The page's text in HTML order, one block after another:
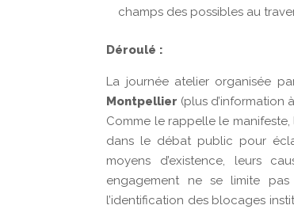
champs des possibles au
Déroulé :
La journée atelier organisée
Montpellier (plus d’information
Comme le rappelle le
dans le débat public pour
moyens d’existence, leurs
engagement ne se limite
l’identification des blocages